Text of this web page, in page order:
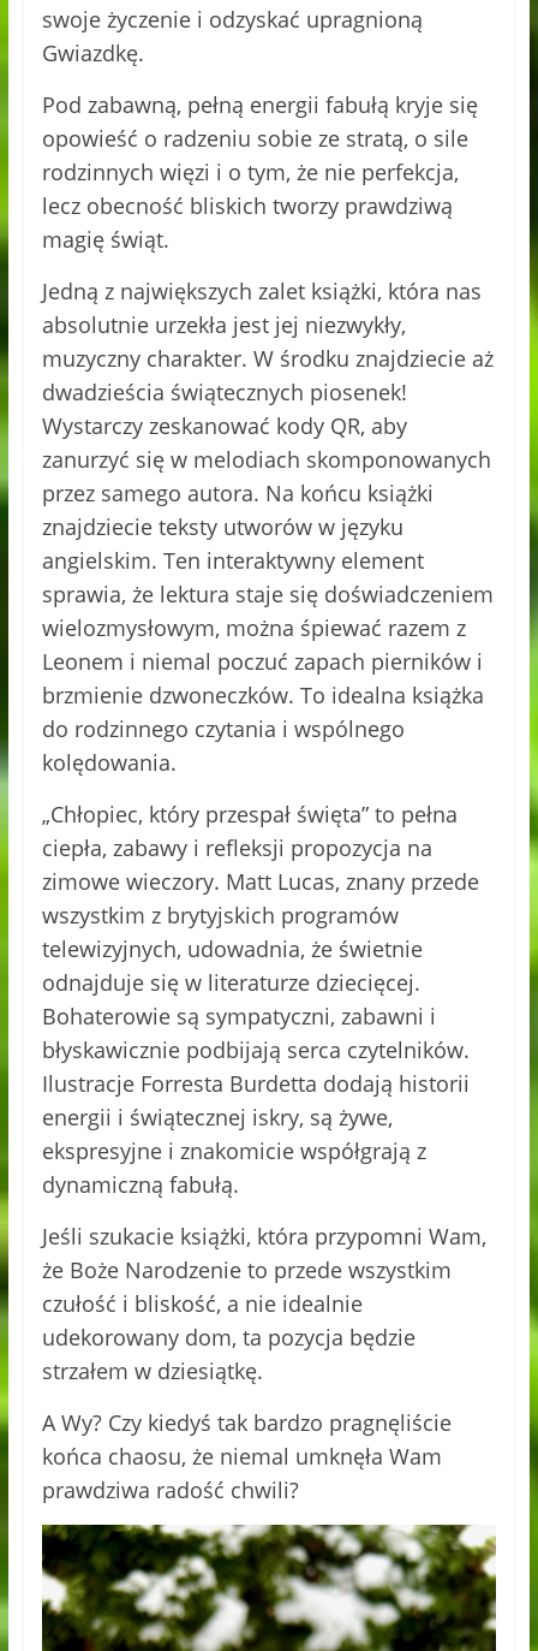
swoje życzenie i odzyskać upragnioną
Gwiazdkę.
Pod zabawną, pełną energii fabułą kryje się
opowieść o radzeniu sobie ze stratą, o sile
rodzinnych więzi i o tym, że nie perfekcja,
lecz obecność bliskich tworzy prawdziwą
magię świąt.
Jedną z największych zalet książki, która nas
absolutnie urzekła jest jej niezwykły,
muzyczny charakter. W środku znajdziecie aż
dwadzieścia świątecznych piosenek!
Wystarczy zeskanować kody QR, aby
zanurzyć się w melodiach skomponowanych
przez samego autora. Na końcu książki
znajdziecie teksty utworów w języku
angielskim. Ten interaktywny element
sprawia, że lektura staje się doświadczeniem
wielozmysłowym, można śpiewać razem z
Leonem i niemal poczuć zapach pierników i
brzmienie dzwoneczków. To idealna książka
do rodzinnego czytania i wspólnego
kolędowania.
„Chłopiec, który przespał święta” to pełna
ciepła, zabawy i refleksji propozycja na
zimowe wieczory. Matt Lucas, znany przede
wszystkim z brytyjskich programów
telewizyjnych, udowadnia, że świetnie
odnajduje się w literaturze dziecięcej.
Bohaterowie są sympatyczni, zabawni i
błyskawicznie podbijają serca czytelników.
Ilustracje Forresta Burdetta dodają historii
energii i świątecznej iskry, są żywe,
ekspresyjne i znakomicie współgrają z
dynamiczną fabułą.
Jeśli szukacie książki, która przypomni Wam,
że Boże Narodzenie to przede wszystkim
czułość i bliskość, a nie idealnie
udekorowany dom, ta pozycja będzie
strzałem w dziesiątkę.
A Wy? Czy kiedyś tak bardzo pragnęliście
końca chaosu, że niemal umknęła Wam
prawdziwa radość chwili?